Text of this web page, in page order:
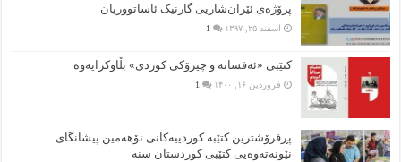
پرۆژەی ئێران‌شاریی گارنیک ئاساتووریان
اسفند ۲۵, ۱۳۹۷ 1
کتێبی «ئەفسانە و چیرۆکی کوردی» بڵاوکرایەوە
فروردین ۱۶, ۱۴۰۰ 1
پڕفرۆشترین کتێبە کوردییەکانی نۆهەمین پیشانگای
نێونەتەوەیی کتێبی کوردستان سنە